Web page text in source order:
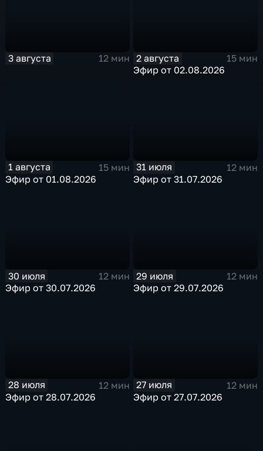
3 августа 12 мин 2 августа
15 мин
Эфир от 02.08.2026
1 августа
15 мин
Эфир от 01.08.2026
31 июля
12 мин
Эфир от 31.07.2026
30 июля
12 мин
Эфир от 30.07.2026
29 июля
12 мин
Эфир от 29.07.2026
28 июля
12 мин
Эфир от 28.07.2026
27 июля
12 мин
Эфир от 27.07.2026